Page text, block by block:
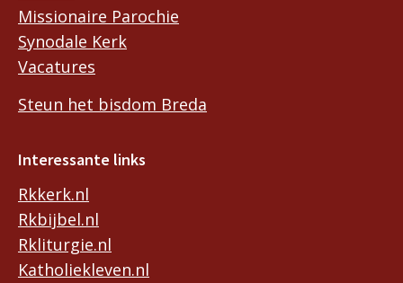
Missionaire Parochie
Synodale Kerk
Vacatures
Steun het bisdom Breda
Interessante links
Rkkerk.nl
Rkbijbel.nl
Rkliturgie.nl
Katholiekleven.nl